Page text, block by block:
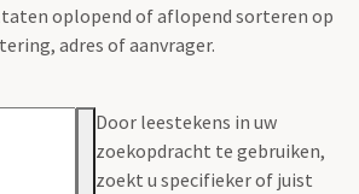
oplopend of aflopend sorteren op
adres of aanvrager.
Door leestekens in uw
zoekopdracht te gebruiken,
zoekt u specifieker of juist